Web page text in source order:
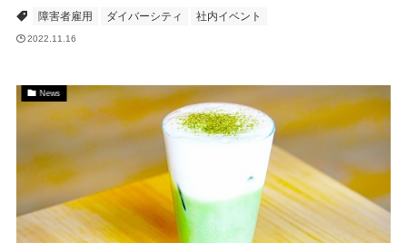
障害者雇用 ダイバーシティ 社内イベント
2022.11.16
News